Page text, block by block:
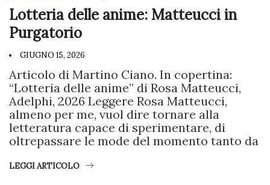
Lotteria delle anime: Matteucci in
Purgatorio
GIUGNO 15, 2026
Articolo di Martino Ciano. In copertina:
“Lotteria delle anime” di Rosa Matteucci,
Adelphi, 2026 Leggere Rosa Matteucci,
almeno per me, vuol dire tornare alla
letteratura capace di sperimentare, di
oltrepassare le mode del momento tanto da
LEGGI ARTICOLO